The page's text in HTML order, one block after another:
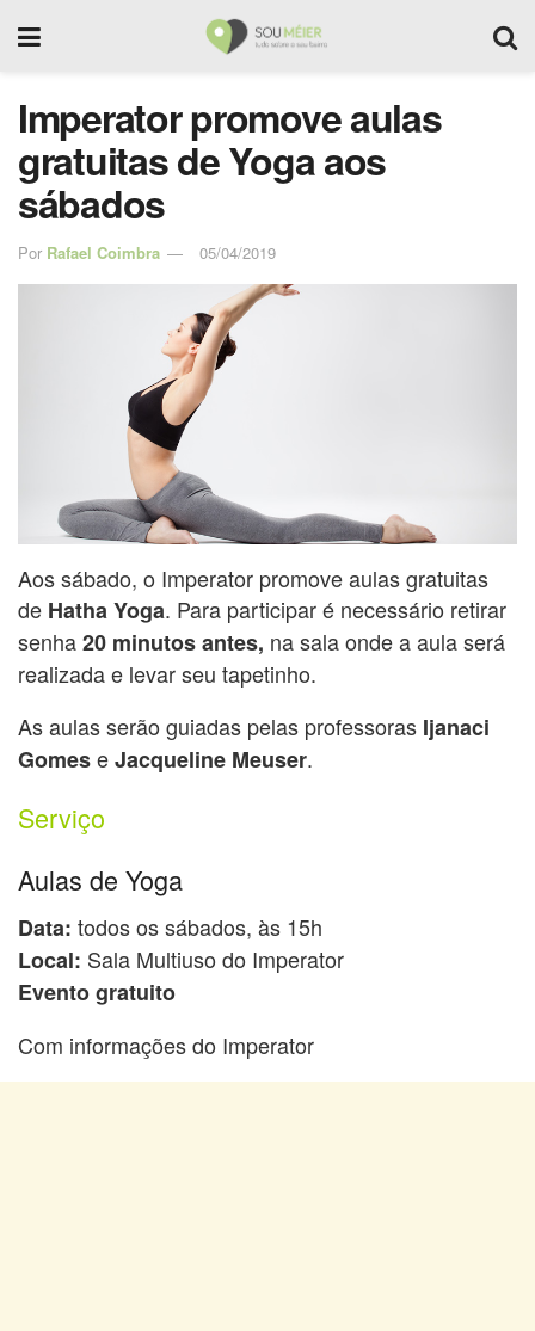
Imperator promove aulas
gratuitas de Yoga aos
sábados
Por Rafael Coimbra 05/04/2019
Aos sábado, o Imperator promove aulas gratuitas
de Hatha Yoga. Para participar é necessário retirar
senha20 minutos antes, na sala onde a aula será
realizada e levar seu tapetinho.
As aulas serão guiadas pelas professoras Ijanaci
GomeseJacqueline Meuser.
Serviço
Aulas de Yoga
Data: todos os sábados, às 15h
Local: Sala Multiuso do Imperator
Evento gratuito
Com informações do Imperator